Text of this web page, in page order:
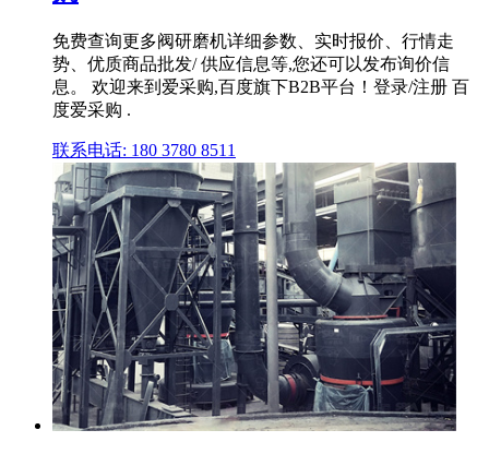
免费查询更多阀研磨机详细参数、实时报价、行情走
势、优质商品批发/ 供应信息等,您还可以发布询价信
息。 欢迎来到爱采购,百度旗下B2B平台！登录/注册 百
度爱采购 .
联系电话: 180 3780 8511